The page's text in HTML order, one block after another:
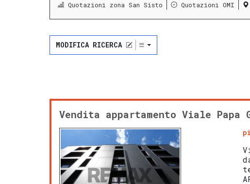
Quotazioni zona San Sisto
Quotazioni OMI
MODIFICA RICERCA
Vendita appartamento Viale